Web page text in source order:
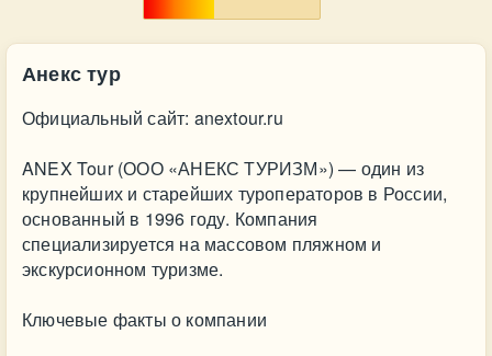
Анекс тур
Официальный сайт: anextour.ru
ANEX Tour (ООО «АНЕКС ТУРИЗМ») — один из
крупнейших и старейших туроператоров в России,
основанный в 1996 году. Компания
специализируется на массовом пляжном и
экскурсионном туризме.
Ключевые факты о компании